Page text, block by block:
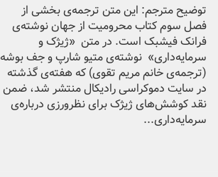
توضیح مترجم: این متن ترجمه‌ی بخشی از
فصل سوم کتاب محرومیت از جهان نوشته‌ی
فرانک فیشبک است. در متن «ژیژک و
سرمایه‌داری» نوشته‌ی متیو شارپ و جف بوشه
(ترجمه‌ی خانم مریم تقوی) که هفته‌ی گذشته
در سایت دموکراسی رادیکال منتشر شد، ضمن
نقد کوشش‌های ژیژک برای نظرورزی درباره‌ی
سرمایه‌داری...